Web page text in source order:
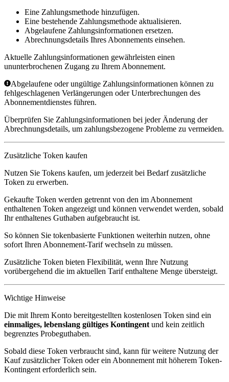
Eine Zahlungsmethode hinzufügen.
Eine bestehende Zahlungsmethode aktualisieren.
Abgelaufene Zahlungsinformationen ersetzen.
Abrechnungsdetails Ihres Abonnements einsehen.
Aktuelle Zahlungsinformationen gewährleisten einen
ununterbrochenen Zugang zu Ihrem Abonnement.
Abgelaufene oder ungültige Zahlungsinformationen können zu
fehlgeschlagenen Verlängerungen oder Unterbrechungen des
Abonnementdienstes führen.
Überprüfen Sie Zahlungsinformationen bei jeder Änderung der
Abrechnungsdetails, um zahlungsbezogene Probleme zu vermeiden.
Zusätzliche Token kaufen
Nutzen Sie Tokens kaufen, um jederzeit bei Bedarf zusätzliche
Token zu erwerben.
Gekaufte Token werden getrennt von den im Abonnement
enthaltenen Token angezeigt und können verwendet werden, sobald
Ihr enthaltenes Guthaben aufgebraucht ist.
So können Sie tokenbasierte Funktionen weiterhin nutzen, ohne
sofort Ihren Abonnement-Tarif wechseln zu müssen.
Zusätzliche Token bieten Flexibilität, wenn Ihre Nutzung
vorübergehend die im aktuellen Tarif enthaltene Menge übersteigt.
Wichtige Hinweise
Die mit Ihrem Konto bereitgestellten kostenlosen Token sind ein
einmaliges, lebenslang gültiges Kontingent und kein zeitlich
begrenztes Probeguthaben.
Sobald diese Token verbraucht sind, kann für weitere Nutzung der
Kauf zusätzlicher Token oder ein Abonnement mit höherem Token-
Kontingent erforderlich sein.